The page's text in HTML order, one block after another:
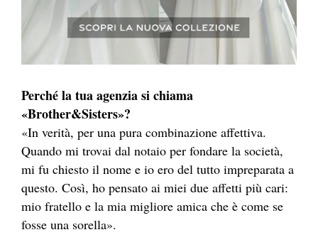
Perché la tua agenzia si chiama
«Brother&Sisters»?
«In verità, per una pura combinazione affettiva.
Quando mi trovai dal notaio per fondare la società,
mi fu chiesto il nome e io ero del tutto impreparata a
questo. Così, ho pensato ai miei due affetti più cari:
mio fratello e la mia migliore amica che è come se
fosse una sorella».